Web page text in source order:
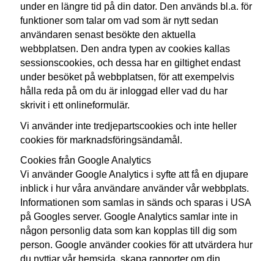
under en längre tid på din dator. Den används bl.a. för
funktioner som talar om vad som är nytt sedan
användaren senast besökte den aktuella
webbplatsen. Den andra typen av cookies kallas
sessionscookies, och dessa har en giltighet endast
under besöket på webbplatsen, för att exempelvis
hålla reda på om du är inloggad eller vad du har
skrivit i ett onlineformulär.
Vi använder inte tredjepartscookies och inte heller
cookies för marknadsföringsändamål.
Cookies från Google Analytics
Vi använder Google Analytics i syfte att få en djupare
inblick i hur våra användare använder vår webbplats.
Informationen som samlas in sänds och sparas i USA
på Googles server. Google Analytics samlar inte in
någon personlig data som kan kopplas till dig som
person. Google använder cookies för att utvärdera hur
du nyttjar vår hemsida, skapa rapporter om din